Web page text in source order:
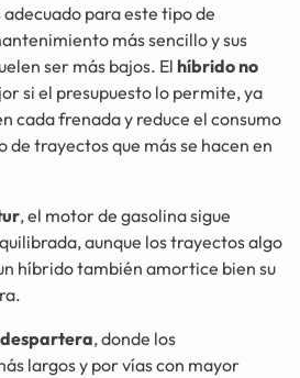
para este tipo de
más sencillo y sus
ser más bajos. El híbrido no
si el presupuesto lo permite, ya
cada frenada y reduce el consumo
de trayectos que más se hacen en
, el motor de gasolina sigue
aunque los trayectos algo
híbrido también amortice bien su
, donde los
largos y por vías con mayor